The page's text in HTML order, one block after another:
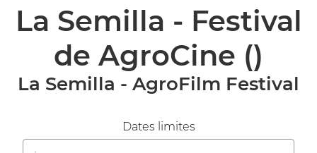
La Semilla - Festival
de AgroCine ()
La Semilla - AgroFilm Festival
Dates limites